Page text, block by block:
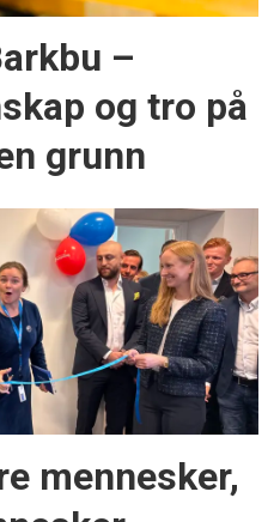
–
og tro på
grunn
mennesker,